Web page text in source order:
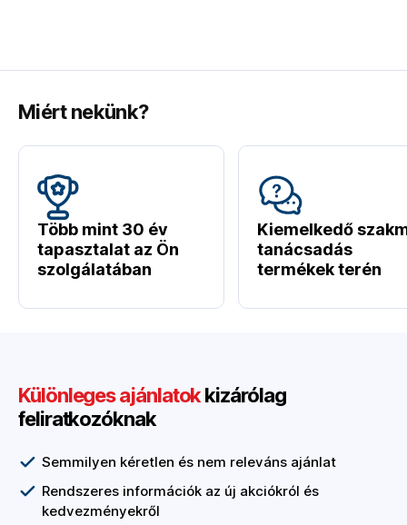
Miért nekünk?
Több mint 30 év
tapasztalat az Ön
szolgálatában
Kiemelkedő
tanácsadás
termékek terén
Különleges ajánlatokkizárólag
feliratkozóknak
Semmilyen kéretlen és nem releváns ajánlat
Rendszeres információk az új akciókról és
kedvezményekről